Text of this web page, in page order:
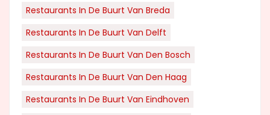
Restaurants In De Buurt Van Breda
Restaurants In De Buurt Van Delft
Restaurants In De Buurt Van Den Bosch
Restaurants In De Buurt Van Den Haag
Restaurants In De Buurt Van Eindhoven